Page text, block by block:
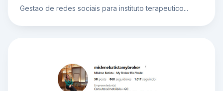
Gestao de redes sociais para instituto terapeutico...